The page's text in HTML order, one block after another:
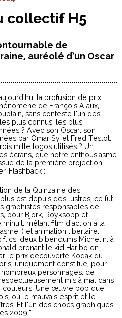
collectif H5
de
auréolé d’un Oscar
la profusion de prix
de François Alaux,
sans conteste l’un des
plus connus, les plus
? Avec son Oscar, son
par Omar Sy et Fred Testot,
mille logos utilisés ? Un
écrans, que notre enthousiasme
de la première projection
Flashback :
de la Quinzaine des
est depuis des lustres, ce fut
graphistes responsables de
pour Björk, Röyksopp et
mêlant film d’action à la
!) et animation libertaire,
deux bibendums Michelin, à
prenant le kid Haribo en
le prix découverte Kodak du
uniquement constitué, pour
personnages, de
mis à mal dans
couleurs. Une œuvre pop que
où le mauvais esprit et le
Et l’un des chocs graphiques
2009.”